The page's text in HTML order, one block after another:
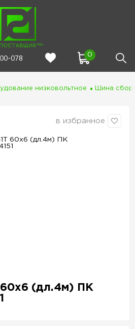
078 0
низковольтное Шина
в избранное
(дл.4м) ПК